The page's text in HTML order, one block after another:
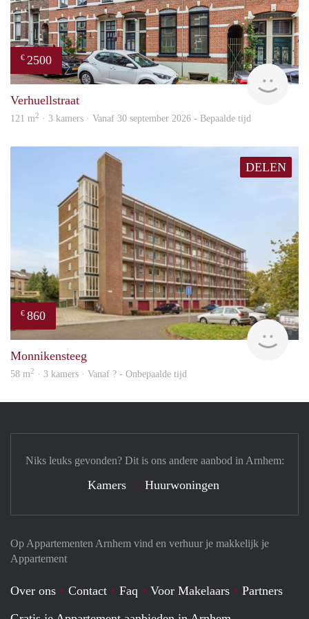
€ 2500
Blinq
Verhuellstraat
121 m2 · 3 kamers · Vanaf 30 september 2026 - Bepaalde tijd
DELEN
€ 860
rent
Monnikensteeg
58 m2 · 3 kamers · Vanaf ? - Onbepaalde tijd
Op Appartementen Arnhem vind en verhuur je makkelijk je
Appartement
Over ons Contact Faq Voor Makelaars
Partners
Niks leuks gevonden? Dit is ons andere aanbod in Arnhem:
Kamers Huurwoningen